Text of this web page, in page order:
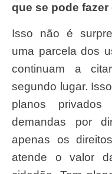
que se pode
Isso não é surpresa, principalmente porque
uma parcela dos
continuam a
segundo lugar.
planos
demandas por
apenas os
atende o valor